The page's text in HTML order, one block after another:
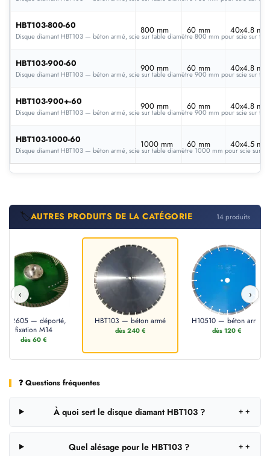
HBT103-800-60
Disque diamant HBT103 — béton armé, scie sur table diamètre 800 mm pour scie sur
800 mm 60 mm 40x4.8 mm
HBT103-900-60
Disque diamant HBT103 — béton armé, scie sur table diamètre 900 mm pour scie sur
900 mm 60 mm 40x4.8 mm
HBT103-900+-60
Disque diamant HBT103 — béton armé, scie sur table diamètre 900 mm pour scie sur
900 mm 60 mm 40x4.8 mm
HBT103-1000-60
Disque diamant HBT103 — béton armé, scie sur table diamètre 1000 mm pour scie sur
1000 mm 60 mm 40x4.5 mm
🏷️AUTRES PRODUITS DE LA CATÉGORIE 14 produits
‹ ›
CD2605 — déporté,
fixation M14
dès 60 €
HBT103 — béton armé
dès 240 €
H10510 — béton armé
dès 120 €
❓ Questions fréquentes
À quoi sert le disque diamant HBT103 ? ＋
Quel alésage pour le HBT103 ? ＋